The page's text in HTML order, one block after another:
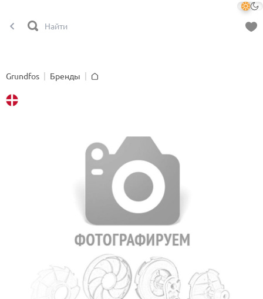
Grundfos
Бренды
Рабочее колесо Grundfos IMP,LH CS/NOWR SP5,
артикул 97815811